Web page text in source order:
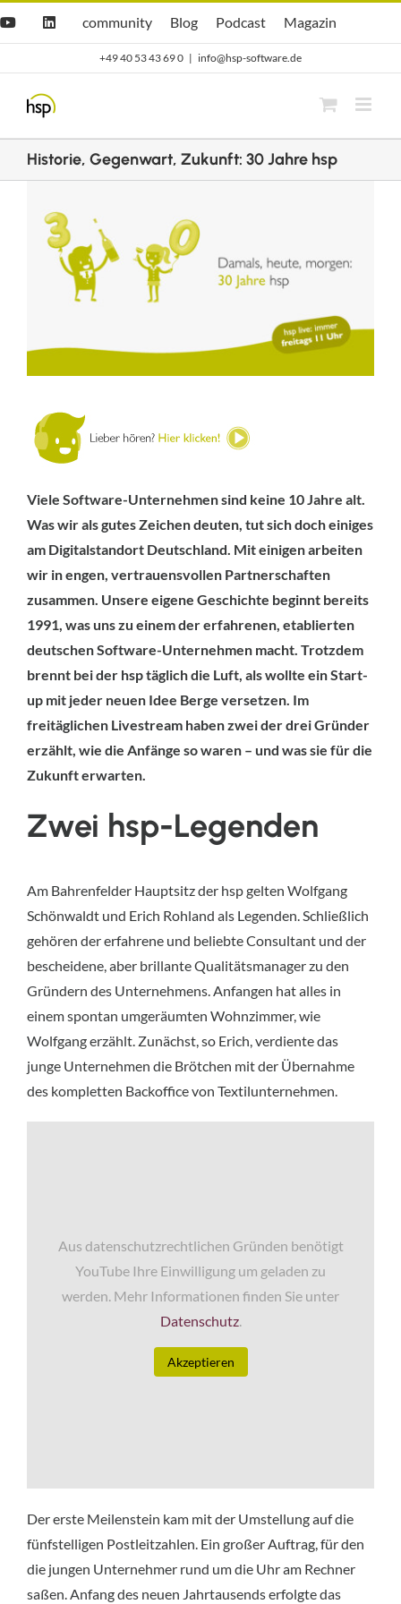
YouTubeLinkedIn
Hsp
community
community
hsp
Blog
Blog Opti.Cast
Podcast Opti.Mag
Magazin
+49 40 53 43 69 0 | info@hsp-software.de
Historie, Gegenwart, Zukunft: 30 Jahre hsp
grösseres
Bild
Viele Software-Unternehmen sind keine 10 Jahre alt.
Was wir als gutes Zeichen deuten, tut sich doch einiges
am Digitalstandort Deutschland. Mit einigen arbeiten
wir in engen, vertrauensvollen Partnerschaften
zusammen. Unsere eigene Geschichte beginnt bereits
1991, was uns zu einem der erfahrenen, etablierten
deutschen Software-Unternehmen macht. Trotzdem
brennt bei der hsp täglich die Luft, als wollte ein Start-
up mit jeder neuen Idee Berge versetzen. Im
freitäglichen Livestream haben zwei der drei Gründer
erzählt, wie die Anfänge so waren – und was sie für die
Zukunft erwarten.
Zwei hsp-Legenden
Am Bahrenfelder Hauptsitz der hsp gelten Wolfgang
Schönwaldt und Erich Rohland als Legenden. Schließlich
gehören der erfahrene und beliebte Consultant und der
bescheidene, aber brillante Qualitätsmanager zu den
Gründern des Unternehmens. Anfangen hat alles in
einem spontan umgeräumten Wohnzimmer, wie
Wolfgang erzählt. Zunächst, so Erich, verdiente das
junge Unternehmen die Brötchen mit der Übernahme
des kompletten Backoffice von Textilunternehmen.
Aus datenschutzrechtlichen Gründen benötigt
YouTube Ihre Einwilligung um geladen zu
werden. Mehr Informationen finden Sie unter
Datenschutz.
Akzeptieren
Der erste Meilenstein kam mit der Umstellung auf die
fünfstelligen Postleitzahlen. Ein großer Auftrag, für den
die jungen Unternehmer rund um die Uhr am Rechner
saßen. Anfang des neuen Jahrtausends erfolgte das